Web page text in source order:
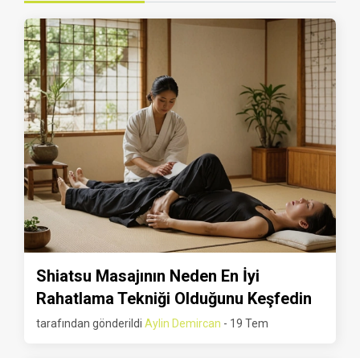
Shiatsu Masajının Neden En İyi
Rahatlama Tekniği Olduğunu Keşfedin
tarafından gönderildi Aylin Demircan - 19 Tem